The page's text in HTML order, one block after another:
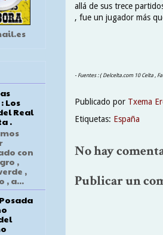
allá de sus trece
, fue un jugador más
- Fuentes : ( Delcelta.com 10 Celta ,
Publicado por Txema
Etiquetas: España
No hay
Publicar un
Los
Real
.
con
,
,
, a...